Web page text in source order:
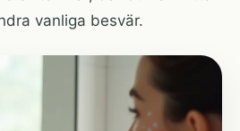
vanliga besvär.